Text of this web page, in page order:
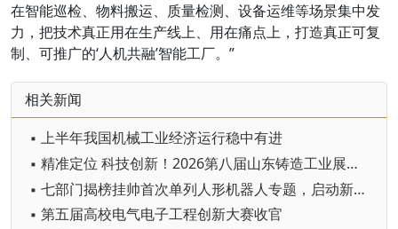
在智能巡检、物料搬运、质量检测、设备运维等场景集中发
力，把技术真正用在生产线上、用在痛点上，打造真正可复
制、可推广的‘人机共融’智能工厂。”
相关新闻
▪ 上半年我国机械工业经济运行稳中有进
▪ 精准定位 科技创新！2026第八届山东铸造工业展览会在青岛开幕
▪ 七部门揭榜挂帅首次单列人形机器人专题，启动新一轮国家级技术攻坚
▪ 第五届高校电气电子工程创新大赛收官